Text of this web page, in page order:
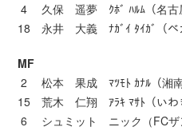
4 久保 遥夢 ｸﾎﾞ ﾊﾙﾑ（名古屋
18 永井 大義 ﾅｶﾞｲ ﾀｲｶﾞ（ベ
MF
2 松本 果成 ﾏﾂﾓﾄ ｶﾅﾙ（湘南
15 荒木 仁翔 ｱﾗｷ ﾏｻﾄ（いわ
6 シュミット ニック（FCザ